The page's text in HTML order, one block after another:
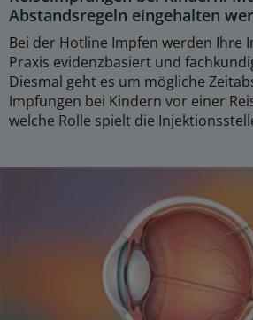
Abstandsregeln eingehalten
Bei der Hotline Impfen werden Ihre
Praxis evidenzbasiert und
Diesmal geht es um mögliche
Impfungen bei Kindern vor einer
welche Rolle spielt die